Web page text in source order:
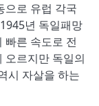
으로 유럽 각국
년 독일패망
빠른 속도로 전
오르지만 독일의
시 자살을 하는